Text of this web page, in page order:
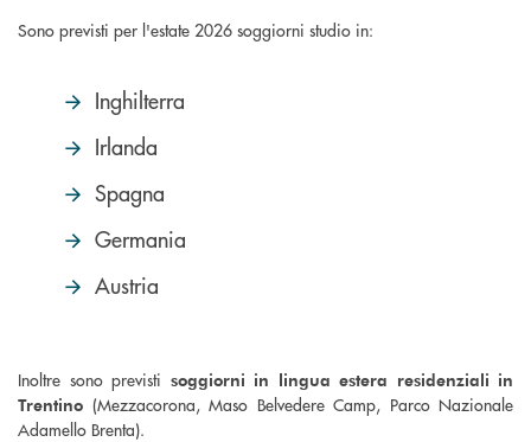
Sono previsti per l'estate 2026 soggiorni studio in:
Inghilterra
Irlanda
Spagna
Germania
Austria
Inoltre sono previsti soggiorni in lingua estera residenziali in
Trentino (Mezzacorona, Maso Belvedere Camp, Parco Nazionale
Adamello Brenta).